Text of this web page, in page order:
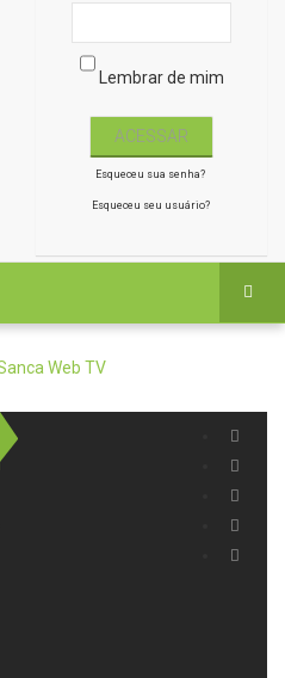
Lembrar de mim
Esqueceu sua senha?
Esqueceu seu usuário?